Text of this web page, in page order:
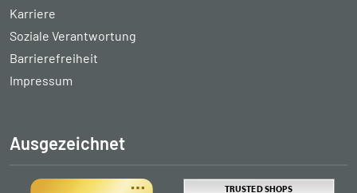
Karriere
Soziale Verantwortung
Barrierefreiheit
Impressum
Ausgezeichnet